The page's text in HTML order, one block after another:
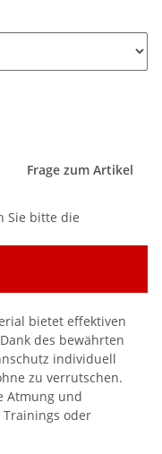
Frage zum Artikel
Sie bitte die
bietet effektiven
des bewährten
individuell
zu verrutschen.
Atmung und
oder